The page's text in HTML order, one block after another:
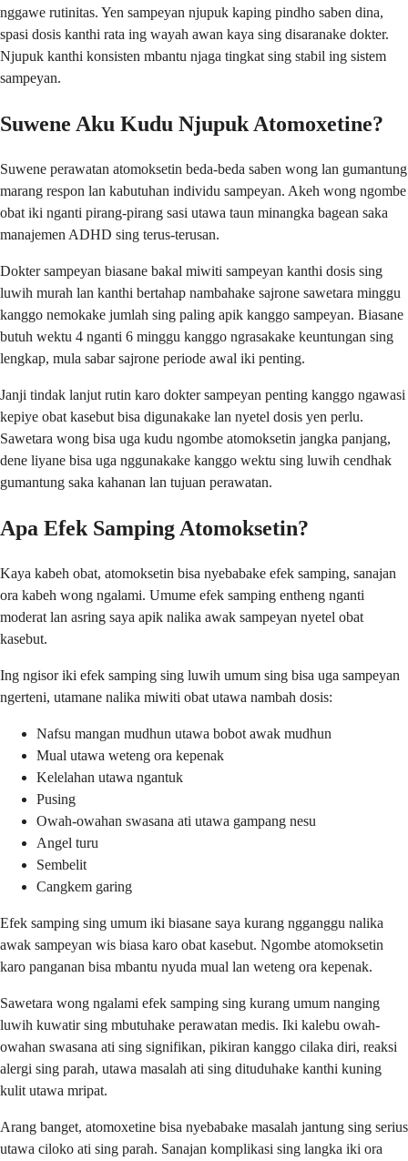
nggawe rutinitas. Yen sampeyan njupuk kaping pindho saben dina,
spasi dosis kanthi rata ing wayah awan kaya sing disaranake dokter.
Njupuk kanthi konsisten mbantu njaga tingkat sing stabil ing sistem
sampeyan.
Suwene Aku Kudu Njupuk Atomoxetine?
Suwene perawatan atomoksetin beda-beda saben wong lan gumantung
marang respon lan kabutuhan individu sampeyan. Akeh wong ngombe
obat iki nganti pirang-pirang sasi utawa taun minangka bagean saka
manajemen ADHD sing terus-terusan.
Dokter sampeyan biasane bakal miwiti sampeyan kanthi dosis sing
luwih murah lan kanthi bertahap nambahake sajrone sawetara minggu
kanggo nemokake jumlah sing paling apik kanggo sampeyan. Biasane
butuh wektu 4 nganti 6 minggu kanggo ngrasakake keuntungan sing
lengkap, mula sabar sajrone periode awal iki penting.
Janji tindak lanjut rutin karo dokter sampeyan penting kanggo ngawasi
kepiye obat kasebut bisa digunakake lan nyetel dosis yen perlu.
Sawetara wong bisa uga kudu ngombe atomoksetin jangka panjang,
dene liyane bisa uga nggunakake kanggo wektu sing luwih cendhak
gumantung saka kahanan lan tujuan perawatan.
Apa Efek Samping Atomoksetin?
Kaya kabeh obat, atomoksetin bisa nyebabake efek samping, sanajan
ora kabeh wong ngalami. Umume efek samping entheng nganti
moderat lan asring saya apik nalika awak sampeyan nyetel obat
kasebut.
Ing ngisor iki efek samping sing luwih umum sing bisa uga sampeyan
ngerteni, utamane nalika miwiti obat utawa nambah dosis:
Nafsu mangan mudhun utawa bobot awak mudhun
Mual utawa weteng ora kepenak
Kelelahan utawa ngantuk
Pusing
Owah-owahan swasana ati utawa gampang nesu
Angel turu
Sembelit
Cangkem garing
Efek samping sing umum iki biasane saya kurang ngganggu nalika
awak sampeyan wis biasa karo obat kasebut. Ngombe atomoksetin
karo panganan bisa mbantu nyuda mual lan weteng ora kepenak.
Sawetara wong ngalami efek samping sing kurang umum nanging
luwih kuwatir sing mbutuhake perawatan medis. Iki kalebu owah-
owahan swasana ati sing signifikan, pikiran kanggo cilaka diri, reaksi
alergi sing parah, utawa masalah ati sing dituduhake kanthi kuning
kulit utawa mripat.
Arang banget, atomoxetine bisa nyebabake masalah jantung sing serius
utawa ciloko ati sing parah. Sanajan komplikasi sing langka iki ora